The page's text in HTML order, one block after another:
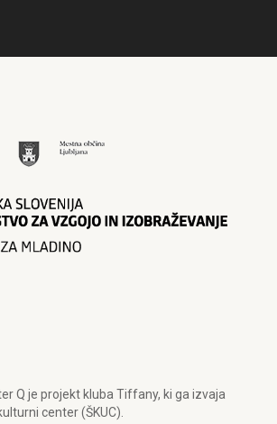
Q je projekt kluba Tiffany, ki ga izvaja
center (ŠKUC).